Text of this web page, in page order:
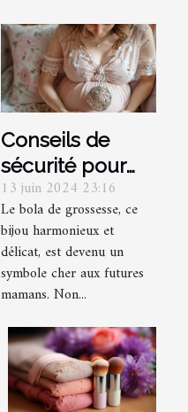
Conseils de
sécurité pour
porter un bola
de grossesse
pendant la
grossesse
13 juin 2024 23:16
Le bola de grossesse, ce
bijou harmonieux et
délicat, est devenu un
symbole cher aux futures
mamans. Non...